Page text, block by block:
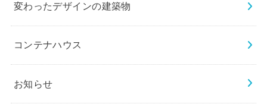
変わったデザインの建築物
コンテナハウス
お知らせ